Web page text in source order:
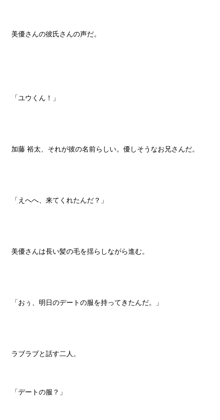
美優さんの彼氏さんの声だ。
「ユウくん！」
加藤 裕太、それが彼の名前らしい。優しそうなお兄さんだ。
「えへへ、来てくれたんだ？」
美優さんは長い髪の毛を揺らしながら進む。
「おぅ、明日のデートの服を持ってきたんだ。」
ラブラブと話す二人。
「デートの服？」